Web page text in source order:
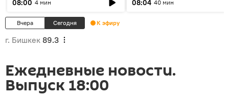
08:00 4 мин
08:04 40 мин
Вчера Сегодня К эфиру
г. Бишкек 89.3
Ежедневные новости.
Выпуск 18:00